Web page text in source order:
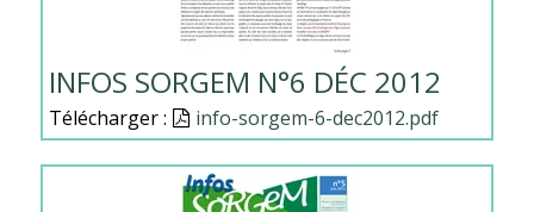
INFOS SORGEM N°6 DÉC 2012
Télécharger : Document
info-sorgem-6-dec2012.pdf